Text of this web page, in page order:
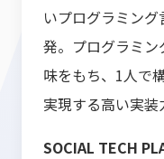
いプログラミン
発。プログラミ
味をもち、1人で
実現する高い実装
SOCIAL TECH